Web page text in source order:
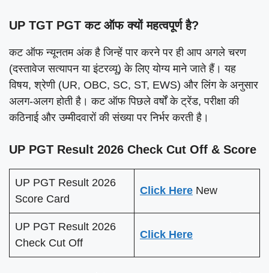
UP TGT PGT कट ऑफ क्यों महत्वपूर्ण है?
कट ऑफ न्यूनतम अंक है जिन्हें पार करने पर ही आप अगले चरण
(दस्तावेज सत्यापन या इंटरव्यू) के लिए योग्य माने जाते हैं। यह
विषय, श्रेणी (UR, OBC, SC, ST, EWS) और लिंग के अनुसार
अलग-अलग होती है। कट ऑफ पिछले वर्षों के ट्रेंड, परीक्षा की
कठिनाई और उम्मीदवारों की संख्या पर निर्भर करती है।
UP PGT Result 2026 Check Cut Off & Score
UP PGT Result 2026
Score Card
Click Here New
UP PGT Result 2026
Check Cut Off
Click Here